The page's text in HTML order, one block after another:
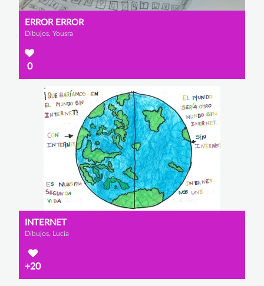
ERROR ERROR
Dibujos, Yousra
0
INTERNET
Dibujos, Lucía
+20